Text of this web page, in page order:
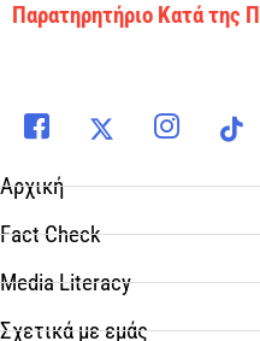
Παρατηρητήριο Κατά της
Αρχική
Fact Check
Media Literacy
Σχετικά με εμάς